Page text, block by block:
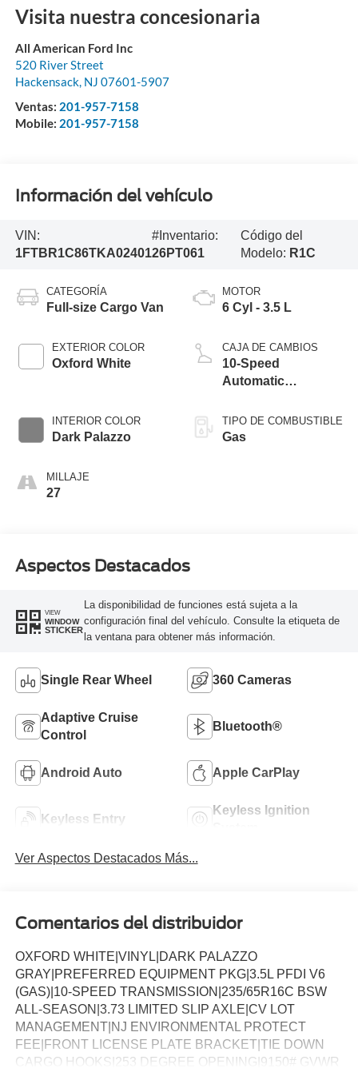
Visita nuestra concesionaria
All American Ford Inc
520 River Street
Hackensack, NJ 07601-5907
Ventas: 201-957-7158
Mobile: 201-957-7158
Información del vehículo
VIN:
1FTBR1C86TKA02401
#Inventario:
26PT061
Código del
Modelo: R1C
CATEGORÍA
Full-size Cargo Van
EXTERIOR COLOR
Oxford White
INTERIOR COLOR
Dark Palazzo
MILLAJE
27
MOTOR
6 Cyl - 3.5 L
CAJA DE CAMBIOS
10-Speed
Automatic
SelectShift®
Transmission
TIPO DE COMBUSTIBLE
Gas
Aspectos Destacados
VIEW
WINDOW
STICKER
La disponibilidad de funciones está sujeta a la
configuración final del vehículo. Consulte la etiqueta de
la ventana para obtener más información.
Single Rear Wheel 360 Cameras
Adaptive Cruise
Control
Bluetooth®
Android Auto Apple CarPlay
Keyless Entry
Keyless Ignition
Ver Aspectos Destacados Más...
Comentarios del distribuidor
OXFORD WHITE|VINYL|DARK PALAZZO
GRAY|PREFERRED EQUIPMENT PKG|3.5L PFDI V6
(GAS)|10-SPEED TRANSMISSION|235/65R16C BSW
ALL-SEASON|3.73 LIMITED SLIP AXLE|CV LOT
MANAGEMENT|NJ ENVIRONMENTAL PROTECT
FEE|FRONT LICENSE PLATE BRACKET|TIE DOWN
CARGO HOOKS|253 DEGREE OPENING|9150# GVWR